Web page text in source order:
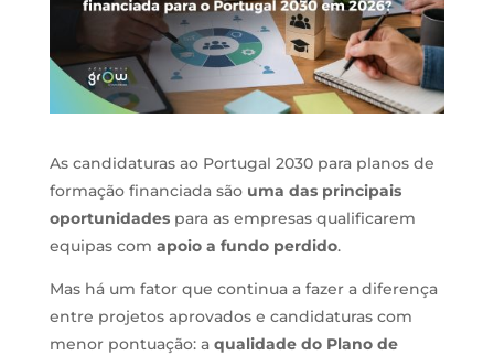
As candidaturas ao Portugal 2030 para planos de
formação financiada são uma das principais
oportunidadespara as empresas qualificarem
equipas com apoio a fundo perdido.
Mas há um fator que continua a fazer a diferença
entre projetos aprovados e candidaturas com
menor pontuação: a qualidade do Plano de